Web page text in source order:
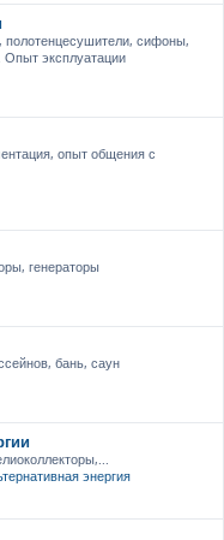
сифоны,
эксплуатации
опыт общения с
генераторы
бань, саун
энергия